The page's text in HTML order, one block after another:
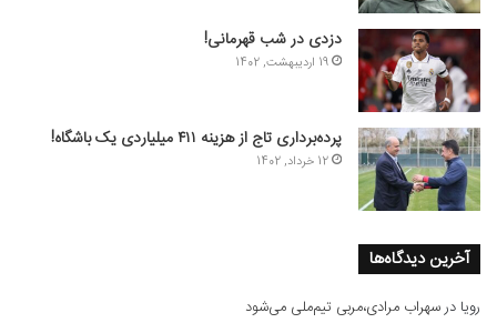
دزدی در شب قهرمانی!
19 اردیبهشت, 1402
پرده‌برداری تاج از هزینه ۴۱۱ میلیاردی یک باشگاه!
12 خرداد, 1402
آخرین دیدگاه‌ها
رویا درسهراب مرادی،مربی تیم‌ملی می‌شود